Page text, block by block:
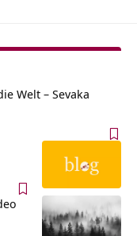
Welt – Sevaka